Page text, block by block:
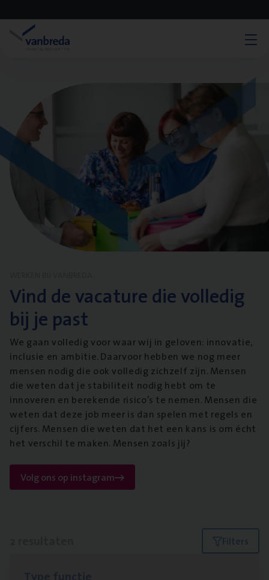
Vind de vacature die volledig
bij je past
We gaan volledig voor waar wij in geloven: innovatie,
inclusie en ambitie. Daarvoor hebben we nog meer
mensen nodig die ook volledig zichzelf zijn. Mensen
die weten dat je stabiliteit nodig hebt om te
innoveren en berekende risico’s te nemen. Mensen die
weten dat deze job meer is dan spelen met regels en
cijfers. Mensen die weten dat het een kans is om écht
het verschil te maken. Mensen zoals jij?
Volg ons op instagram
Filters